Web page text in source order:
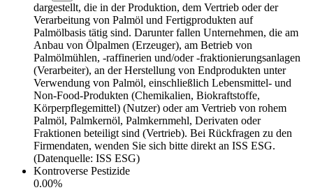
dargestellt, die in der Produktion, dem Vertrieb oder der
Verarbeitung von Palmöl und Fertigprodukten auf
Palmölbasis tätig sind. Darunter fallen Unternehmen, die am
Anbau von Ölpalmen (Erzeuger), am Betrieb von
Palmölmühlen, -raffinerien und/oder -fraktionierungsanlagen
(Verarbeiter), an der Herstellung von Endprodukten unter
Verwendung von Palmöl, einschließlich Lebensmittel- und
Non-Food-Produkten (Chemikalien, Biokraftstoffe,
Körperpflegemittel) (Nutzer) oder am Vertrieb von rohem
Palmöl, Palmkernöl, Palmkernmehl, Derivaten oder
Fraktionen beteiligt sind (Vertrieb). Bei Rückfragen zu den
Firmendaten, wenden Sie sich bitte direkt an ISS ESG.
(Datenquelle: ISS ESG)
Kontroverse Pestizide
0.00%